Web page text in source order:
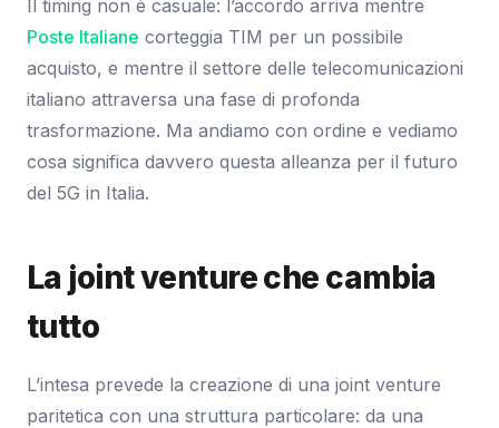
Il timing non è casuale: l’accordo arriva mentre
Poste Italiane corteggia TIM per un possibile
acquisto, e mentre il settore delle telecomunicazioni
italiano attraversa una fase di profonda
trasformazione. Ma andiamo con ordine e vediamo
cosa significa davvero questa alleanza per il futuro
del 5G in Italia.
La joint venture che cambia
tutto
L’intesa prevede la creazione di una joint venture
paritetica con una struttura particolare: da una